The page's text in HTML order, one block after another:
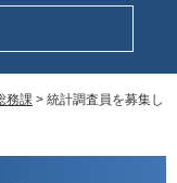
務課 > 統計調査員を募集し